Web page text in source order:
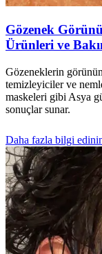
Gözenek
Ürünleri ve
Gözeneklerin
temizleyiciler ve
maskeleri gibi Asya
sonuçlar sunar.
Daha fazla bilgi